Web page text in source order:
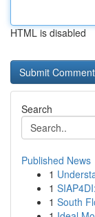
HTML is disabled
Search
Published News
1
1
1 South